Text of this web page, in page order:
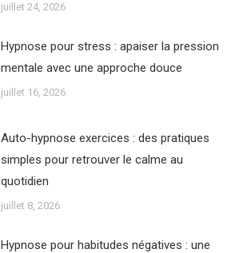
juillet 24, 2026
Hypnose pour stress : apaiser la pression
mentale avec une approche douce
juillet 16, 2026
Auto-hypnose exercices : des pratiques
simples pour retrouver le calme au
quotidien
juillet 8, 2026
Hypnose pour habitudes négatives : une